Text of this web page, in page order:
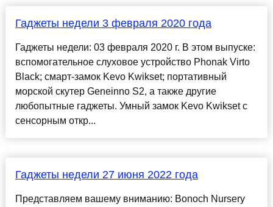
Гаджеты недели 3 февраля 2020 года
Гаджеты недели: 03 февраля 2020 г. В этом выпуске:
вспомогательное слуховое устройство Phonak Virto
Black; смарт-замок Kevo Kwikset; портативный
морской скутер Geneinno S2, а также другие
любопытные гаджеты. Умный замок Kevo Kwikset с
сенсорным откр...
Гаджеты недели 27 июня 2022 года
Представляем вашему вниманию: Bonoch Nursery